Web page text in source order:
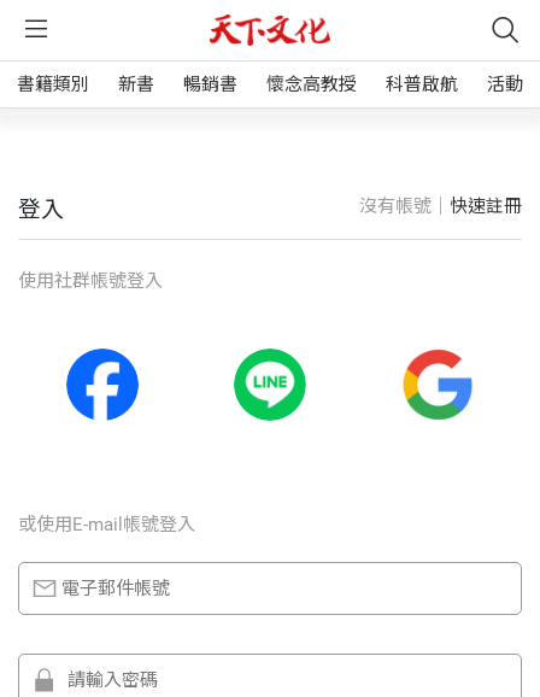
書籍類別 新書 暢銷書 懷念高教授 科普啟航 活動
登入 沒有帳號｜ 快速註冊
使⽤社群帳號登入
或使⽤E-mail帳號登入